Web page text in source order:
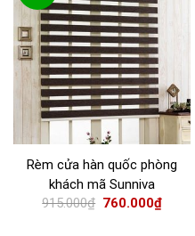
Rèm cửa hàn quốc phòng
khách mã Sunniva
915.000₫ 760.000₫